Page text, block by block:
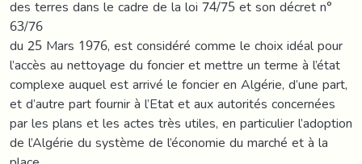
des terres dans le cadre de la loi 74/75 et son décret n°
63/76
du 25 Mars 1976, est considéré comme le choix idéal pour
l’accès au nettoyage du foncier et mettre un terme à l’état
complexe auquel est arrivé le foncier en Algérie, d’une part,
et d’autre part fournir à l’Etat et aux autorités concernées
par les plans et les actes très utiles, en particulier l’adoption
de l’Algérie du système de l’économie du marché et à la